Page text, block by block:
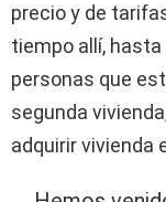
precio y de
tiempo allí,
personas que
segunda
adquirir vivienda